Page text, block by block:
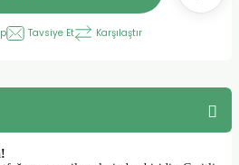
Tavsiye Et Karşılaştır